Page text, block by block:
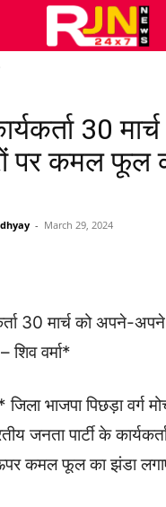
30
पर कमल फूल
- March 29, 2024
30 मार्च को अपने-
शिव वर्मा*
भाजपा पिछड़ा वर्ग
जनता पार्टी के
कमल फूल का झंडा